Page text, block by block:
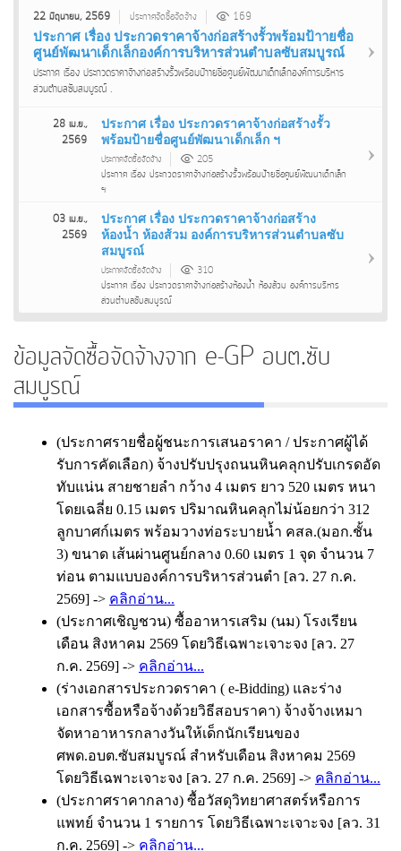
22 มิถุนายน, 2569 ประกาศจัดซื้อจัดจ้าง 169
ประกาศ เรื่อง ประกวดราคาจ้างก่อสร้างรั้วพร้อมป้าายชื่อ
ศูนย์พัฒนาเด็กเล็กองค์การบริหารส่วนตำบลซับสมบูรณ์
ประกาศ เรื่อง ประกวดราคาจ้างก่อสร้างรั้วพร้อมป้าายชื่อศูนย์พัฒนาเด็กเล็กองค์การบริหาร
ส่วนตำบลซับสมบูรณ์ .
28 เม.ย.,
2569
ประกาศ เรื่อง ประกวดราคาจ้างก่อสร้างรั้ว
พร้อมป้ายชื่อศูนย์พัฒนาเด็กเล็ก ฯ
ประกาศจัดซื้อจัดจ้าง 205
ประกาศ เรื่อง ประกวดราคาจ้างก่อสร้างรั้วพร้อมป้ายชื่อศูนย์พัฒนาเด็กเล็ก
ฯ
03 เม.ย.,
2569
ประกาศ เรื่อง ประกวดราคาจ้างก่อสร้าง
ห้องน้ำ ห้องส้วม องค์การบริหารส่วนตำบลซับ
สมบูรณ์
ประกาศจัดซื้อจัดจ้าง 310
ประกาศ เรื่อง ประกวดราคาจ้างก่อสร้างห้องน้ำ ห้องส้วม องค์การบริหาร
ส่วนตำบลซับสมบูรณ์
ข้อมูลจัดซื้อจัดจ้างจาก e-GP อบต.ซับ
สมบูรณ์